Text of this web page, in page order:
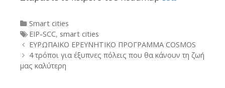
Categories
Smart cities
Tags
EIP-SCC, smart cities
Post
navigation
ΕΥΡΩΠΑΙΚΟ ΕΡΕΥΝΗΤΙΚΟ ΠΡΟΓΡΑΜΜΑ COSMOS
4 τρόποι για έξυπνες πόλεις που θα κάνουν τη ζωή
μας καλύτερη